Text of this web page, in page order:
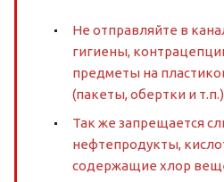
Не отправляйте в
гигиены,
предметы на
(пакеты, обертки и
Так же запрещается
нефтепродукты,
содержащие хлор